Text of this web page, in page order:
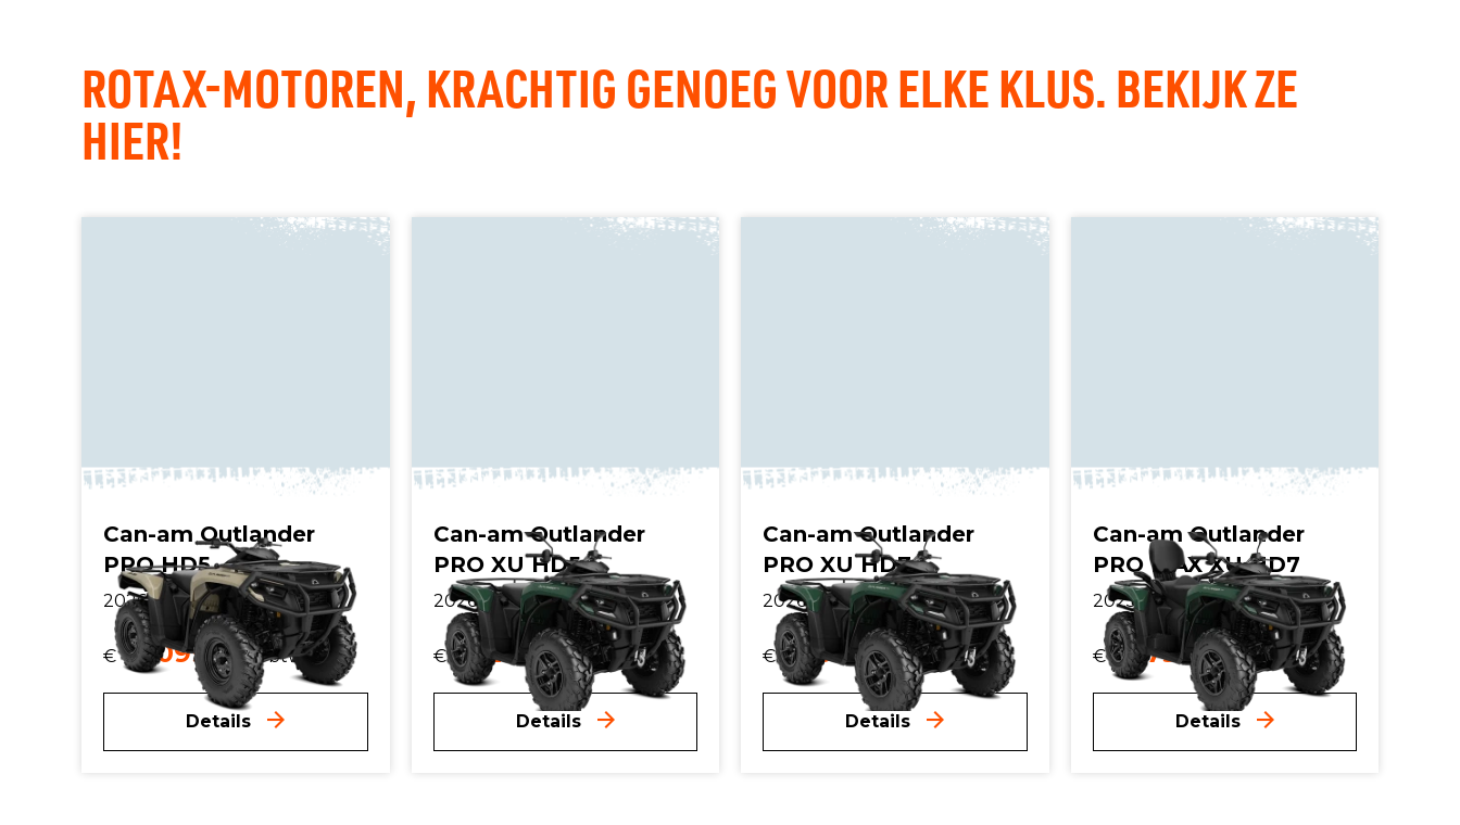
ROTAX-MOTOREN, KRACHTIG GENOEG VOOR ELKE KLUS. BEKIJK ZE
HIER!
Can-am Outlander
PRO HD5
2026 | 650cc
€10.099,- incl. btw.
Details
Can-am Outlander
PRO XU HD5
2026 | 650cc
€12.299,- incl. btw.
Details
Can-am Outlander
PRO XU HD7
2026 | 650cc
€12.899,- incl. btw.
Details
Can-am Outlander
PRO MAX XU HD7
2025 | 650cc
€13.799,- incl. btw.
Details